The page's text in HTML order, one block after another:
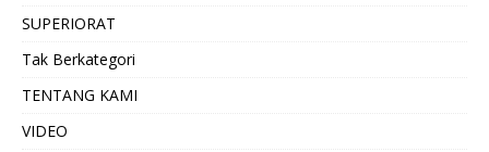
SUPERIORAT
Tak Berkategori
TENTANG KAMI
VIDEO